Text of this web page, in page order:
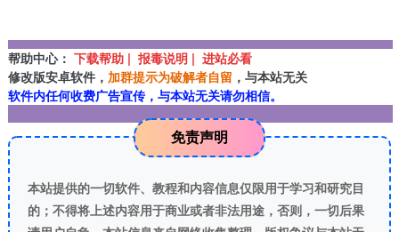
帮助中心： 下载帮助 | 报毒说明 | 进站必看
修改版安卓软件， 加群提示为破解者自留 ，与本站无关
软件内任何收费广告宣传，与本站无关请勿相信。
免责声明
本站提供的一切软件、教程和内容信息仅限用于学习和研究目
的；不得将上述内容用于商业或者非法用途，否则，一切后果